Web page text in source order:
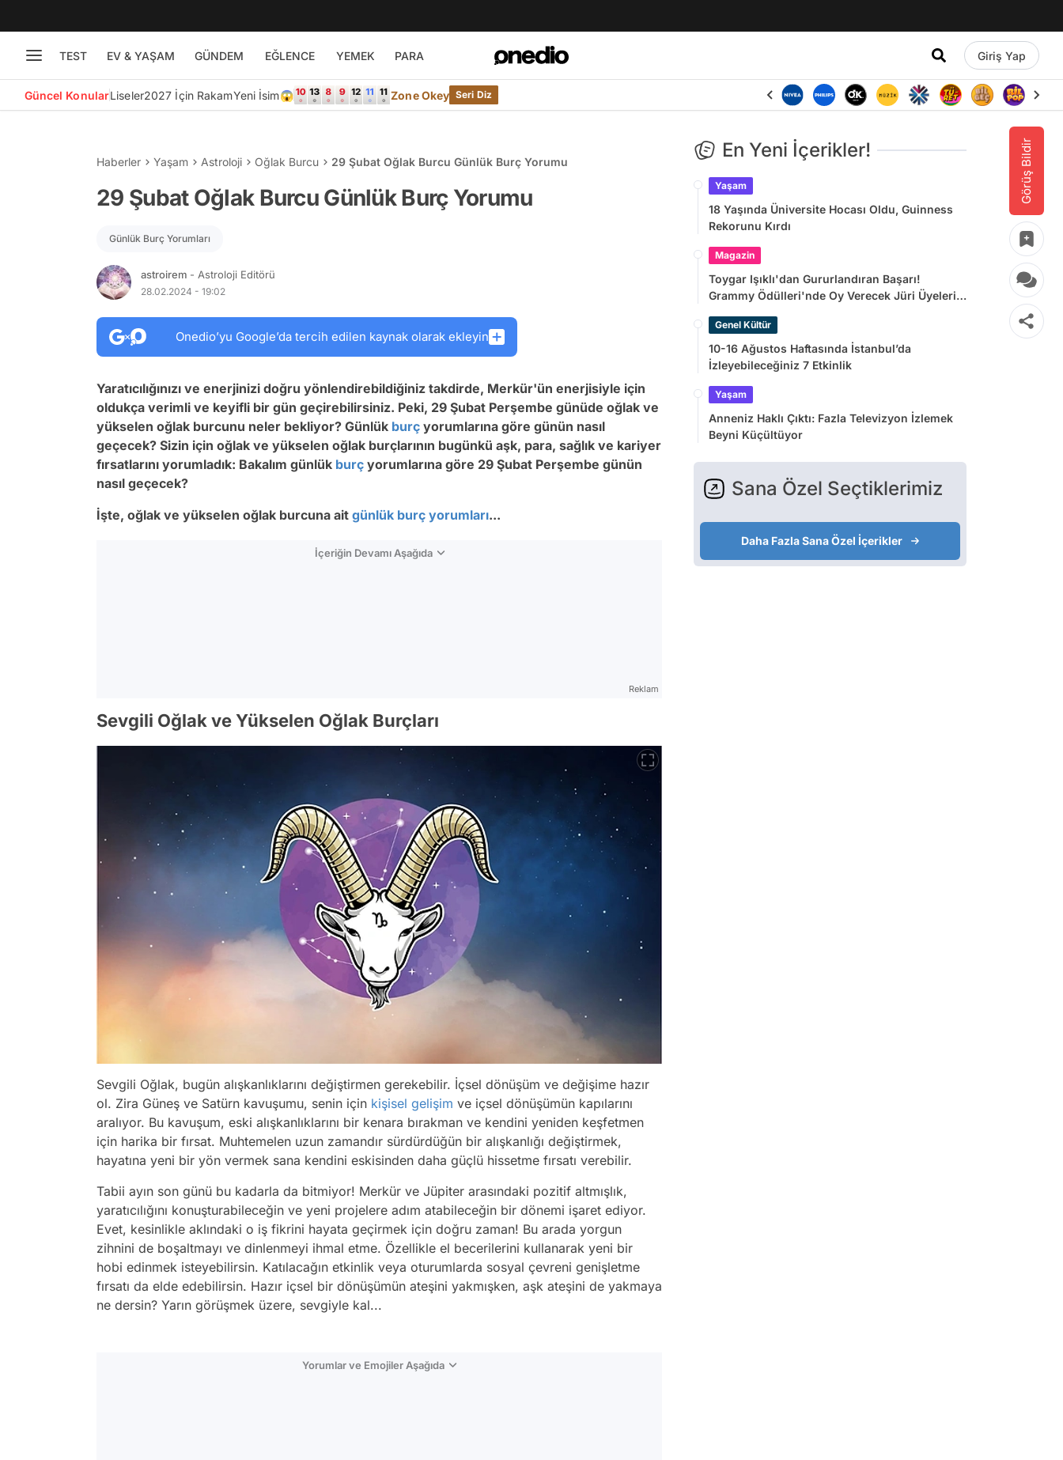
TEST EV & YAŞAM GÜNDEM EĞLENCE YEMEK PARA Giriş Yap
Güncel KonularLiseler2027 İçin RakamYeni İsim😱 Zone Okey Seri Diz
Görüş Bildir
Haberler Yaşam Astroloji Oğlak Burcu 29 Şubat Oğlak Burcu Günlük Burç Yorumu
29 Şubat Oğlak Burcu Günlük Burç Yorumu
Günlük Burç Yorumları
astroirem - Astroloji Editörü
28.02.2024 - 19:02
Onedio’yu Google’da tercih edilen kaynak olarak ekleyin
Yaratıcılığınızı ve enerjinizi doğru yönlendirebildiğiniz takdirde, Merkür'ün enerjisiyle için
oldukça verimli ve keyifli bir gün geçirebilirsiniz. Peki, 29 Şubat Perşembe günüde oğlak ve
yükselen oğlak burcunu neler bekliyor? Günlük burç yorumlarına göre günün nasıl
geçecek? Sizin için oğlak ve yükselen oğlak burçlarının bugünkü aşk, para, sağlık ve kariyer
fırsatlarını yorumladık: Bakalım günlük burç yorumlarına göre 29 Şubat Perşembe günün
nasıl geçecek?
İşte, oğlak ve yükselen oğlak burcuna ait günlük burç yorumları...
İçeriğin Devamı Aşağıda
Reklam
Sevgili Oğlak ve Yükselen Oğlak Burçları
Sevgili Oğlak, bugün alışkanlıklarını değiştirmen gerekebilir. İçsel dönüşüm ve değişime hazır
ol. Zira Güneş ve Satürn kavuşumu, senin için kişisel gelişim ve içsel dönüşümün kapılarını
aralıyor. Bu kavuşum, eski alışkanlıklarını bir kenara bırakman ve kendini yeniden keşfetmen
için harika bir fırsat. Muhtemelen uzun zamandır sürdürdüğün bir alışkanlığı değiştirmek,
hayatına yeni bir yön vermek sana kendini eskisinden daha güçlü hissetme fırsatı verebilir.
Tabii ayın son günü bu kadarla da bitmiyor! Merkür ve Jüpiter arasındaki pozitif altmışlık,
yaratıcılığını konuşturabileceğin ve yeni projelere adım atabileceğin bir dönemi işaret ediyor.
Evet, kesinlikle aklındaki o iş fikrini hayata geçirmek için doğru zaman! Bu arada yorgun
zihnini de boşaltmayı ve dinlenmeyi ihmal etme. Özellikle el becerilerini kullanarak yeni bir
hobi edinmek isteyebilirsin. Katılacağın etkinlik veya oturumlarda sosyal çevreni genişletme
fırsatı da elde edebilirsin. Hazır içsel bir dönüşümün ateşini yakmışken, aşk ateşini de yakmaya
ne dersin? Yarın görüşmek üzere, sevgiyle kal...
Yorumlar ve Emojiler Aşağıda
En Yeni İçerikler!
Yaşam
18 Yaşında Üniversite Hocası Oldu, Guinness
Rekorunu Kırdı
Magazin
Toygar Işıklı'dan Gururlandıran Başarı!
Grammy Ödülleri'nde Oy Verecek Jüri Üyeleri
Genel Kültür
10-16 Ağustos Haftasında İstanbul’da
İzleyebileceğiniz 7 Etkinlik
Yaşam
Anneniz Haklı Çıktı: Fazla Televizyon İzlemek
Beyni Küçültüyor
Sana Özel Seçtiklerimiz
Daha Fazla Sana Özel İçerikler